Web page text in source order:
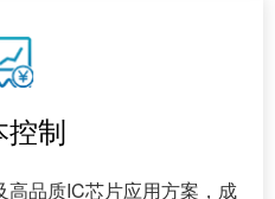
控制
品质IC芯片应用方案，成